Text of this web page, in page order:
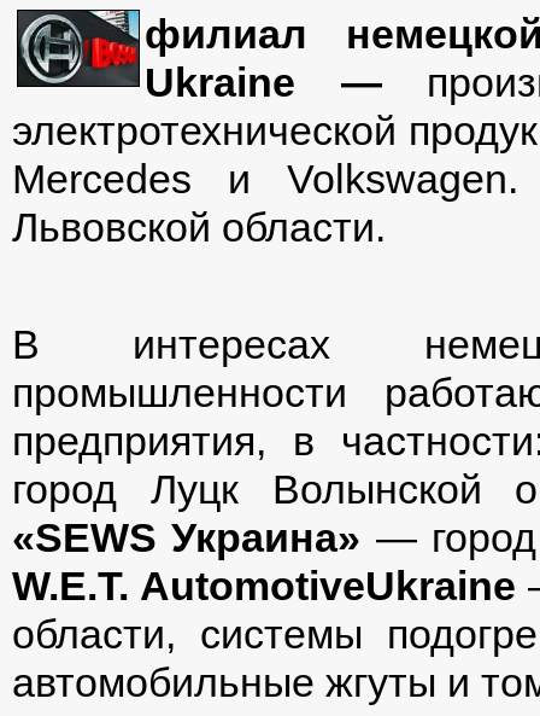
филиал
Ukraine
—
электротехнической
Mercedes и
Львовской области.
В интересах
промышленности
предприятия, в
город Луцк Волынской
«SEWS Украина» — город
W.E.T. AutomotiveUkraine
области, системы
автомобильные жгуты и